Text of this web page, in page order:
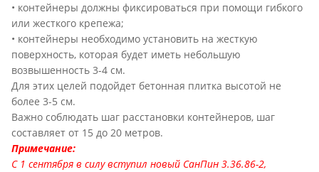
• контейнеры должны фиксироваться при помощи гибкого
или жесткого крепежа;
• контейнеры необходимо установить на жесткую
поверхность, которая будет иметь небольшую
возвышенность 3-4 см.
Для этих целей подойдет бетонная плитка высотой не
более 3-5 см.
Важно соблюдать шаг расстановки контейнеров, шаг
составляет от 15 до 20 метров.
Примечание:
С 1 сентября в силу вступил новый СанПин 3.36.86-2,